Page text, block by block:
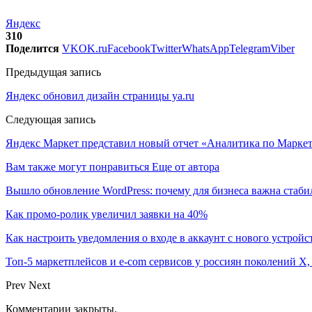
Яндекс
310
Поделится VKOK.ruFacebookTwitterWhatsAppTelegramViber
Предыдущая запись
Яндекс обновил дизайн страницы ya.ru
Следующая запись
Яндекс Маркет представил новый отчет «Аналитика по
Вам также могут понравиться Еще от автора
Вышло обновление WordPress: почему для бизнеса важна
Как промо-ролик увеличил заявки на 40%
Как настроить уведомления о входе в аккаунт с нового
Топ-5 маркетплейсов и e-com сервисов у россиян поколений
Prev Next
Комментарии закрыты.